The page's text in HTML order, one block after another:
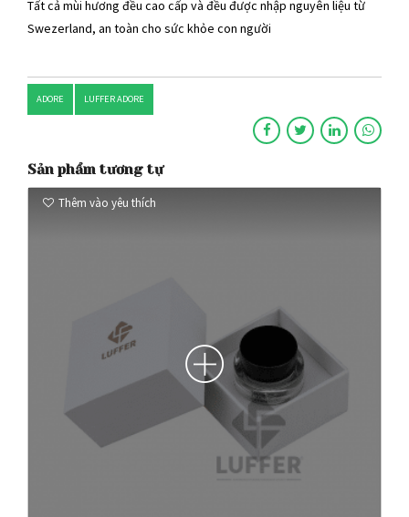
Tất cả mùi hương đều cao cấp và đều được nhập nguyên liệu từ
Swezerland, an toàn cho sức khỏe con người
ADORE LUFFER ADORE
Sản phẩm tương tự
Thêm vào yêu thích